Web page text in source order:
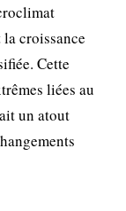
croissance
Cette
liées au
un atout